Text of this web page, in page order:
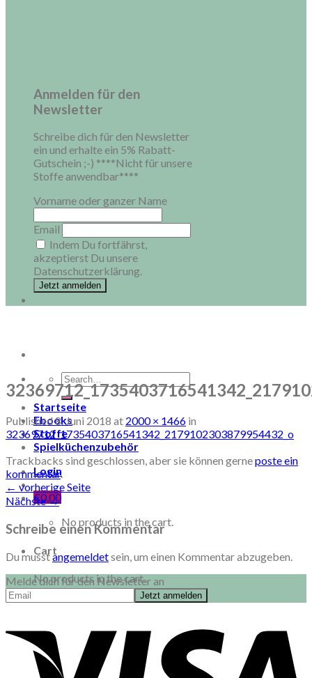
Anmelden für den
Newsletter
Schreibe dich für den Newsletter
ein und erhalte ein 5% Rabatt-
Gutschein ;-) ****Nicht für unsere
Stoffe anwendbar****
Vorname oder ganzer Name
Email
Indem Du fortfährst,
akzeptierst Du unsere
Datenschutzerklärung.
Search
for:
Startseite
Ebooks
Stoffe
Spielküchenzubehör
Login
€0,00
No products in the cart.
Cart
No products in the cart.
Published8. Juni 2018 at 2000 × 1466 in
32369712_1735403716541342_2179102303879954432_o
Trackbacks sind geschlossen, aber sie können gerneposte ein
kommentar.
← vorherige Seite
Nächste→
Schreibe einen Kommentar
Du musstangemeldetsein, um einen Kommentar abzugeben.
Melde dich für den Newsletter an